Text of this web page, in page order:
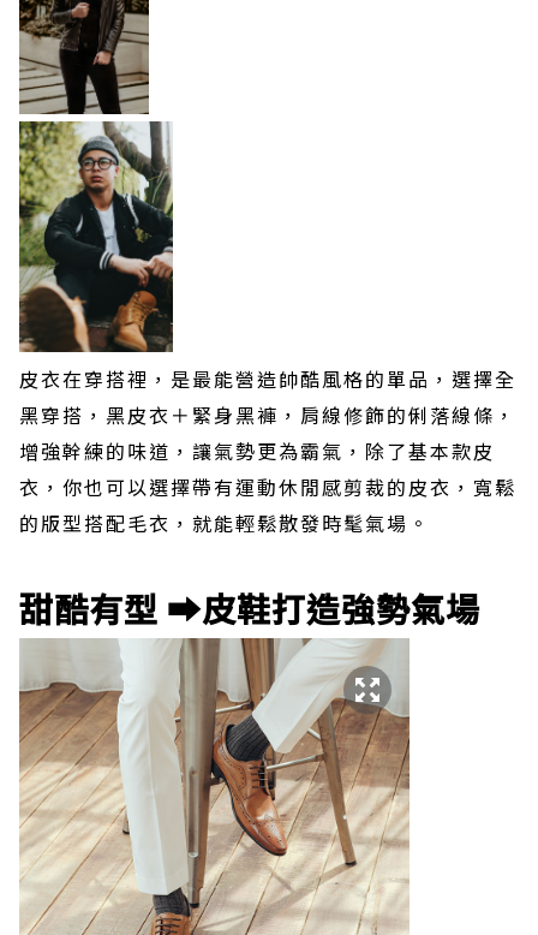
皮衣在穿搭裡，是最能營造帥酷風格的單品，選擇全
黑穿搭，黑皮衣＋緊身黑褲，肩線修飾的俐落線條，
增強幹練的味道，讓氣勢更為霸氣，除了基本款皮
衣，你也可以選擇帶有運動休閒感剪裁的皮衣，寬鬆
的版型搭配毛衣，就能輕鬆散發時髦氣場。
甜酷有型 ➡️皮鞋打造強勢氣場